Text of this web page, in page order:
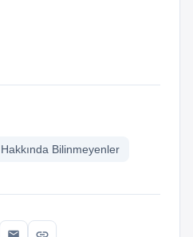
Bilinmeyenler